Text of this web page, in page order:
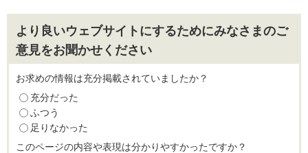
より良いウェブサイトにするためにみなさまのご
意見をお聞かせください
お求めの情報は充分掲載されていましたか？
充分だった
ふつう
足りなかった
このページの内容や表現は分かりやすかったですか？